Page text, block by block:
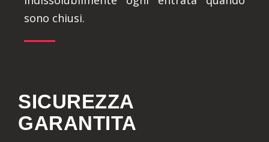
sono chiusi.
SICUREZZA
GARANTITA